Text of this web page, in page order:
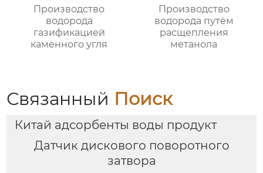
Производство
водорода
газификацией
каменного угля
Производство
водорода путём
расщепления
метанола
Связанный Поиск
Китай адсорбенты воды продукт
Датчик дискового поворотного
затвора